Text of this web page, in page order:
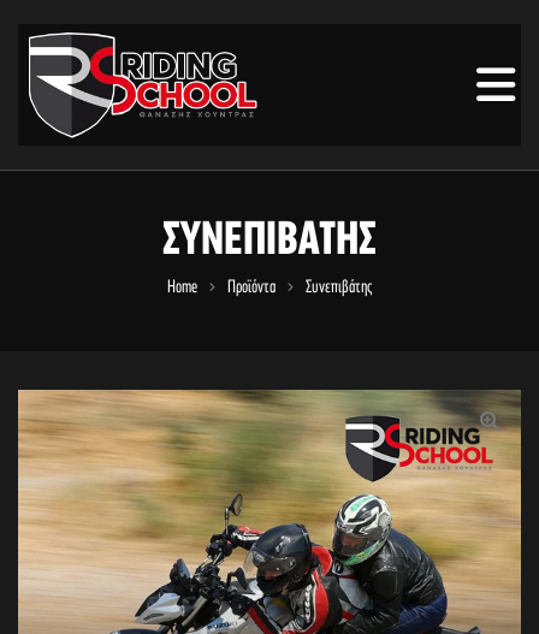
ΣΥΝΕΠΙΒΆΤΗΣ
Home Προϊόντα Συνεπιβάτης
🔍